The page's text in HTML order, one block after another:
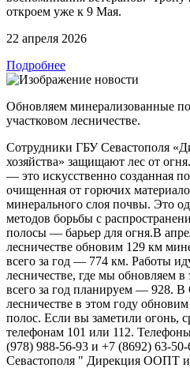
откроем уже к 9 Мая.
22 апреля 2026
Подробнее
Обновляем минерализованные
участковом лесничестве.
Сотрудники ГБУ Севастополя
хозяйства» защищают лес от
— это искусственно созданная
очищенная от горючих
минерального слоя почвы. Это
методов борьбы с
полосы — барьер для огня.В
лесничестве обновим 129 км
всего за год — 774 км. Работы
лесничестве, где мы обновляем
всего за год планируем — 928. В
лесничестве в этом году
полос. Если вы заметили огонь,
телефонам 101 или 112.
(978) 988-56-93 и +7 (8692) 63-
Севастополя " Дирекция ООПТ и